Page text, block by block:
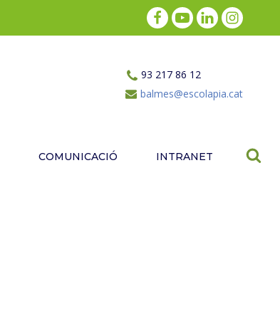
93 217 86 12
balmes@escolapia.cat
COMUNICACIÓ INTRANET